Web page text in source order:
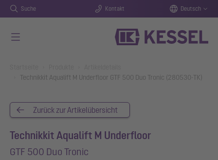
Suche Kontakt Deutsch
Technikkit Aqualift M Underfloor GTF 500 Duo Tronic (280530-TK)
Zurück zur Artikelübersicht
Technikkit Aqualift M Underfloor
GTF 500 Duo Tronic